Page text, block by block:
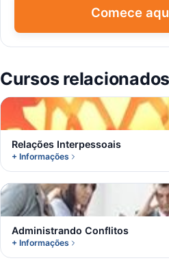
Comece
Cursos relacionados
R
Relações Interpessoais
+ Informações
A
Administrando Conflitos
+ Informações